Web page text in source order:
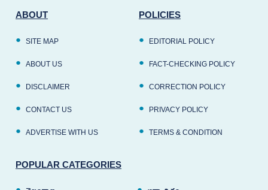
ABOUT
SITE MAP
ABOUT US
DISCLAIMER
CONTACT US
ADVERTISE WITH US
POLICIES
EDITORIAL POLICY
FACT-CHECKING POLICY
CORRECTION POLICY
PRIVACY POLICY
TERMS & CONDITION
POPULAR CATEGORIES